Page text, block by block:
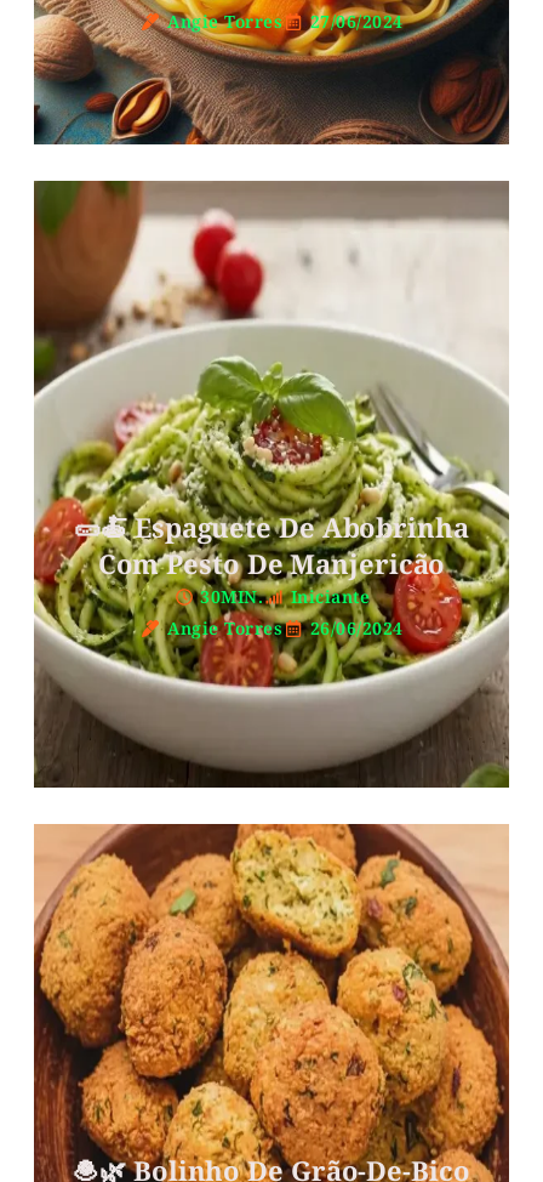
Angie Torres
27/06/2024
🥒🍝 Espaguete De Abobrinha
Com Pesto De Manjericão
30MIN.
Iniciante
Angie Torres
26/06/2024
🧆🌿 Bolinho De Grão-De-Bico